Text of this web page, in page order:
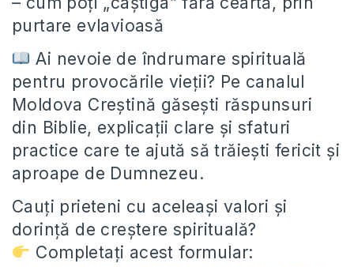
purtare evlavioasă
Ai nevoie de îndrumare spirituală
pentru provocările vieții? Pe canalul
Moldova Creștină găsești răspunsuri
din Biblie, explicații clare și sfaturi
practice care te ajută să trăiești fericit și
aproape de Dumnezeu.
Cauți prieteni cu aceleași valori și
dorință de creștere spirituală?
Completați acest formular: